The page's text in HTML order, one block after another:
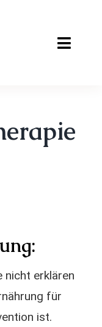
Toggle
nicht erklären
für
ist.